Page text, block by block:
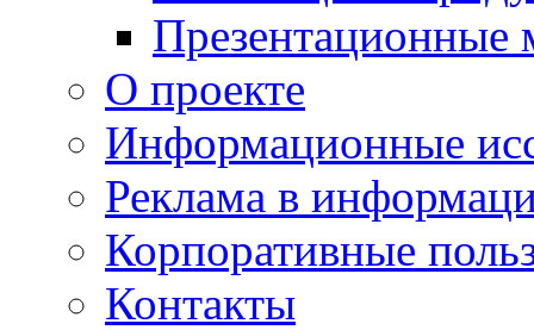
Презентационные
О проекте
Информационные
Реклама в
Корпоративные
Контакты